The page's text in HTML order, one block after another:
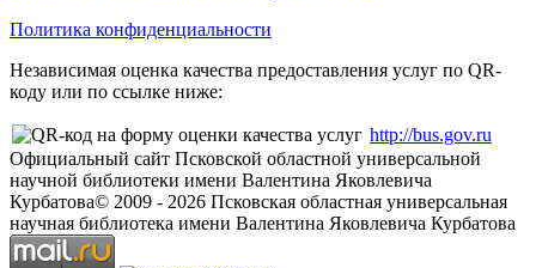
Политика конфиденциальности
Независимая оценка качества предоставления услуг по QR-
коду или по ссылке ниже:
http://bus.gov.ru
Официальный сайт Псковской областной универсальной
научной библиотеки имени Валентина Яковлевича
Курбатова© 2009 - 2026 Псковская областная универсальная
научная библиотека имени Валентина Яковлевича Курбатова